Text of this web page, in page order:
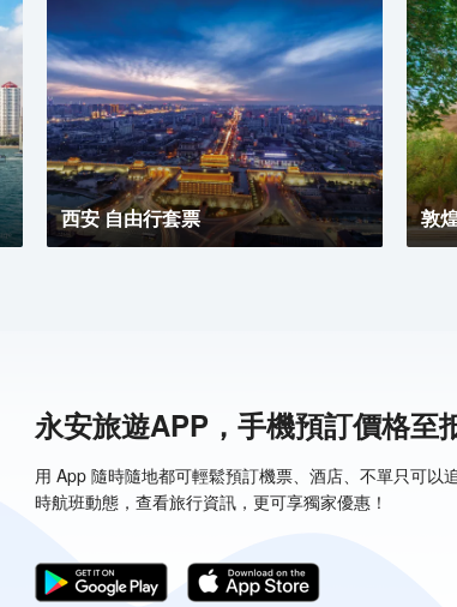
西安 自由行套票 敦
永安旅遊APP，手機預訂價格至
用 App 隨時隨地都可輕鬆預訂機票、酒店、不單只可以
時航班動態，查看旅行資訊，更可享獨家優惠！